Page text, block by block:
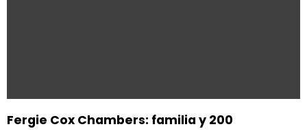
Fergie Cox Chambers: familia y 200